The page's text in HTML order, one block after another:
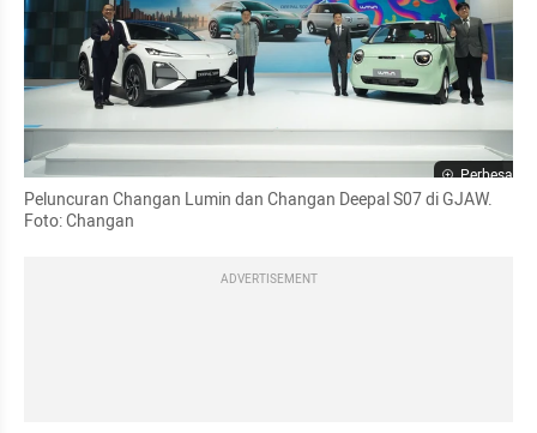
Perbesar
Peluncuran Changan Lumin dan Changan Deepal S07 di GJAW.
Foto: Changan
ADVERTISEMENT